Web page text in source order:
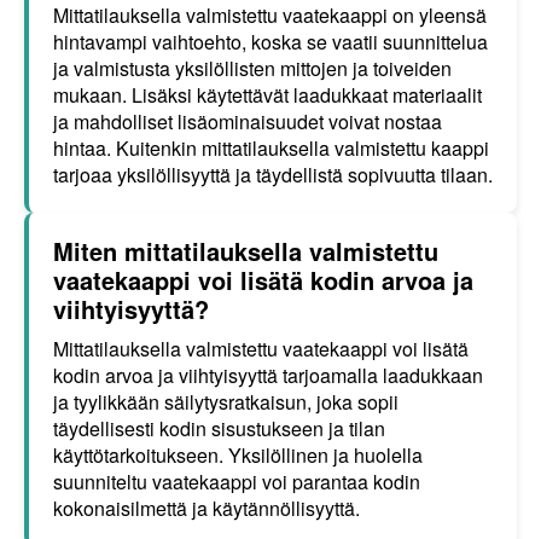
Mittatilauksella valmistettu vaatekaappi on yleensä
hintavampi vaihtoehto, koska se vaatii suunnittelua
ja valmistusta yksilöllisten mittojen ja toiveiden
mukaan. Lisäksi käytettävät laadukkaat materiaalit
ja mahdolliset lisäominaisuudet voivat nostaa
hintaa. Kuitenkin mittatilauksella valmistettu kaappi
tarjoaa yksilöllisyyttä ja täydellistä sopivuutta tilaan.
Miten mittatilauksella valmistettu
vaatekaappi voi lisätä kodin arvoa ja
viihtyisyyttä?
Mittatilauksella valmistettu vaatekaappi voi lisätä
kodin arvoa ja viihtyisyyttä tarjoamalla laadukkaan
ja tyylikkään säilytysratkaisun, joka sopii
täydellisesti kodin sisustukseen ja tilan
käyttötarkoitukseen. Yksilöllinen ja huolella
suunniteltu vaatekaappi voi parantaa kodin
kokonaisilmettä ja käytännöllisyyttä.